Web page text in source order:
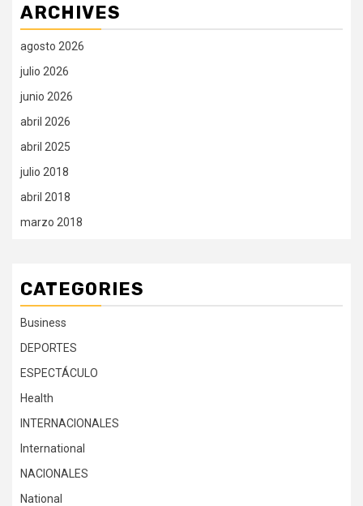
ARCHIVES
agosto 2026
julio 2026
junio 2026
abril 2026
abril 2025
julio 2018
abril 2018
marzo 2018
CATEGORIES
Business
DEPORTES
ESPECTÁCULO
Health
INTERNACIONALES
International
NACIONALES
National